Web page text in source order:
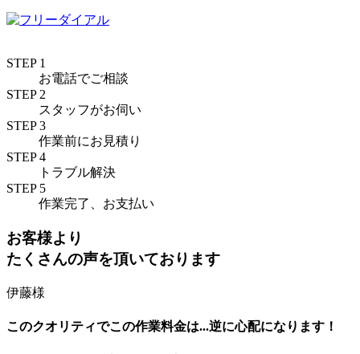
STEP 1
お電話でご相談
STEP 2
スタッフがお伺い
STEP 3
作業前にお見積り
STEP 4
トラブル解決
STEP 5
作業完了、お支払い
お客様より
たくさんの声を頂いております
伊藤様
このクオリティでこの作業料金は...逆に心配になります！